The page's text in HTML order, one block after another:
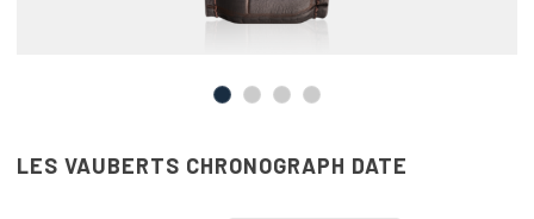
LES VAUBERTS CHRONOGRAPH DATE